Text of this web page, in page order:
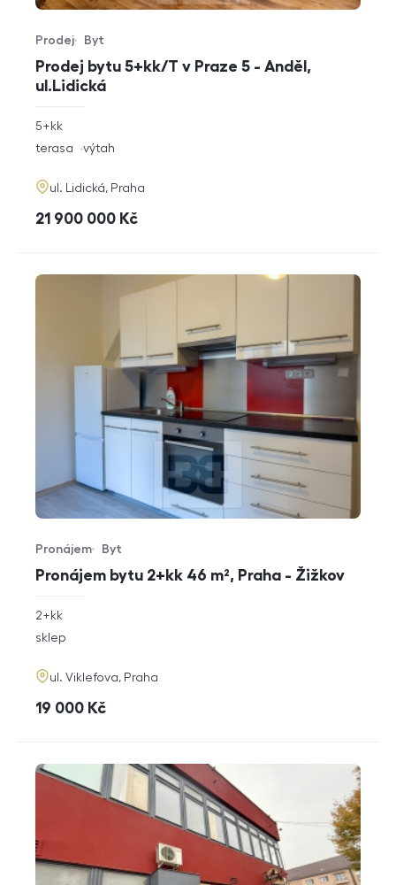
Prodej bytu 5+kk/T v Praze 5 - Anděl,
ul.Lidická
Typ nabídky
Prodej
Typ nemovitosti
Byt
rozměry
dispozice
5+kk
funkce
terasa výtah
adresa
ul. Lidická, Praha
cena
21 900 000 Kč
Pronájem bytu 2+kk 46 m², Praha - Žižkov
Typ nabídky
Pronájem
Typ nemovitosti
Byt
rozměry
dispozice
2+kk
funkce
sklep
adresa
ul. Viklefova, Praha
cena
19 000 Kč